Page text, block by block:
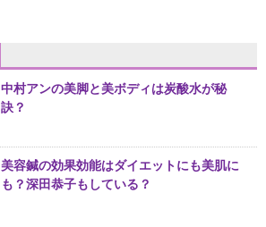
中村アンの美脚と美ボディは炭酸水が秘
訣？
美容鍼の効果効能はダイエットにも美肌に
も？深田恭子もしている？